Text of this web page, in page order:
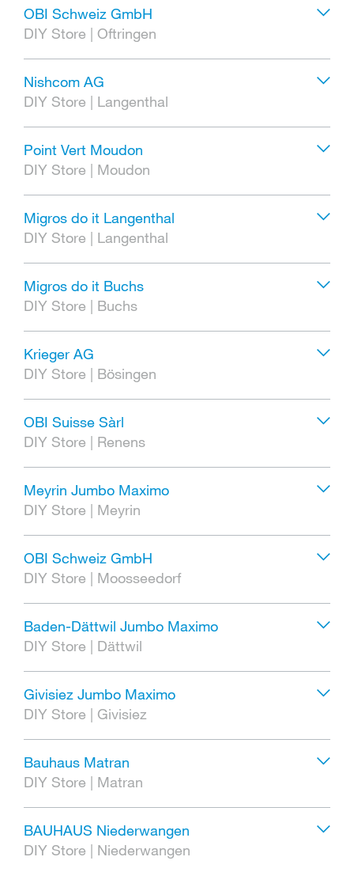
OBI Schweiz GmbH
DIY Store | Oftringen
Nishcom AG
DIY Store | Langenthal
Point Vert Moudon
DIY Store | Moudon
Migros do it Langenthal
DIY Store | Langenthal
Migros do it Buchs
DIY Store | Buchs
Krieger AG
DIY Store | Bösingen
OBI Suisse Sàrl
DIY Store | Renens
Meyrin Jumbo Maximo
DIY Store | Meyrin
OBI Schweiz GmbH
DIY Store | Moosseedorf
Baden-Dättwil Jumbo Maximo
DIY Store | Dättwil
Givisiez Jumbo Maximo
DIY Store | Givisiez
Bauhaus Matran
DIY Store | Matran
BAUHAUS Niederwangen
DIY Store | Niederwangen